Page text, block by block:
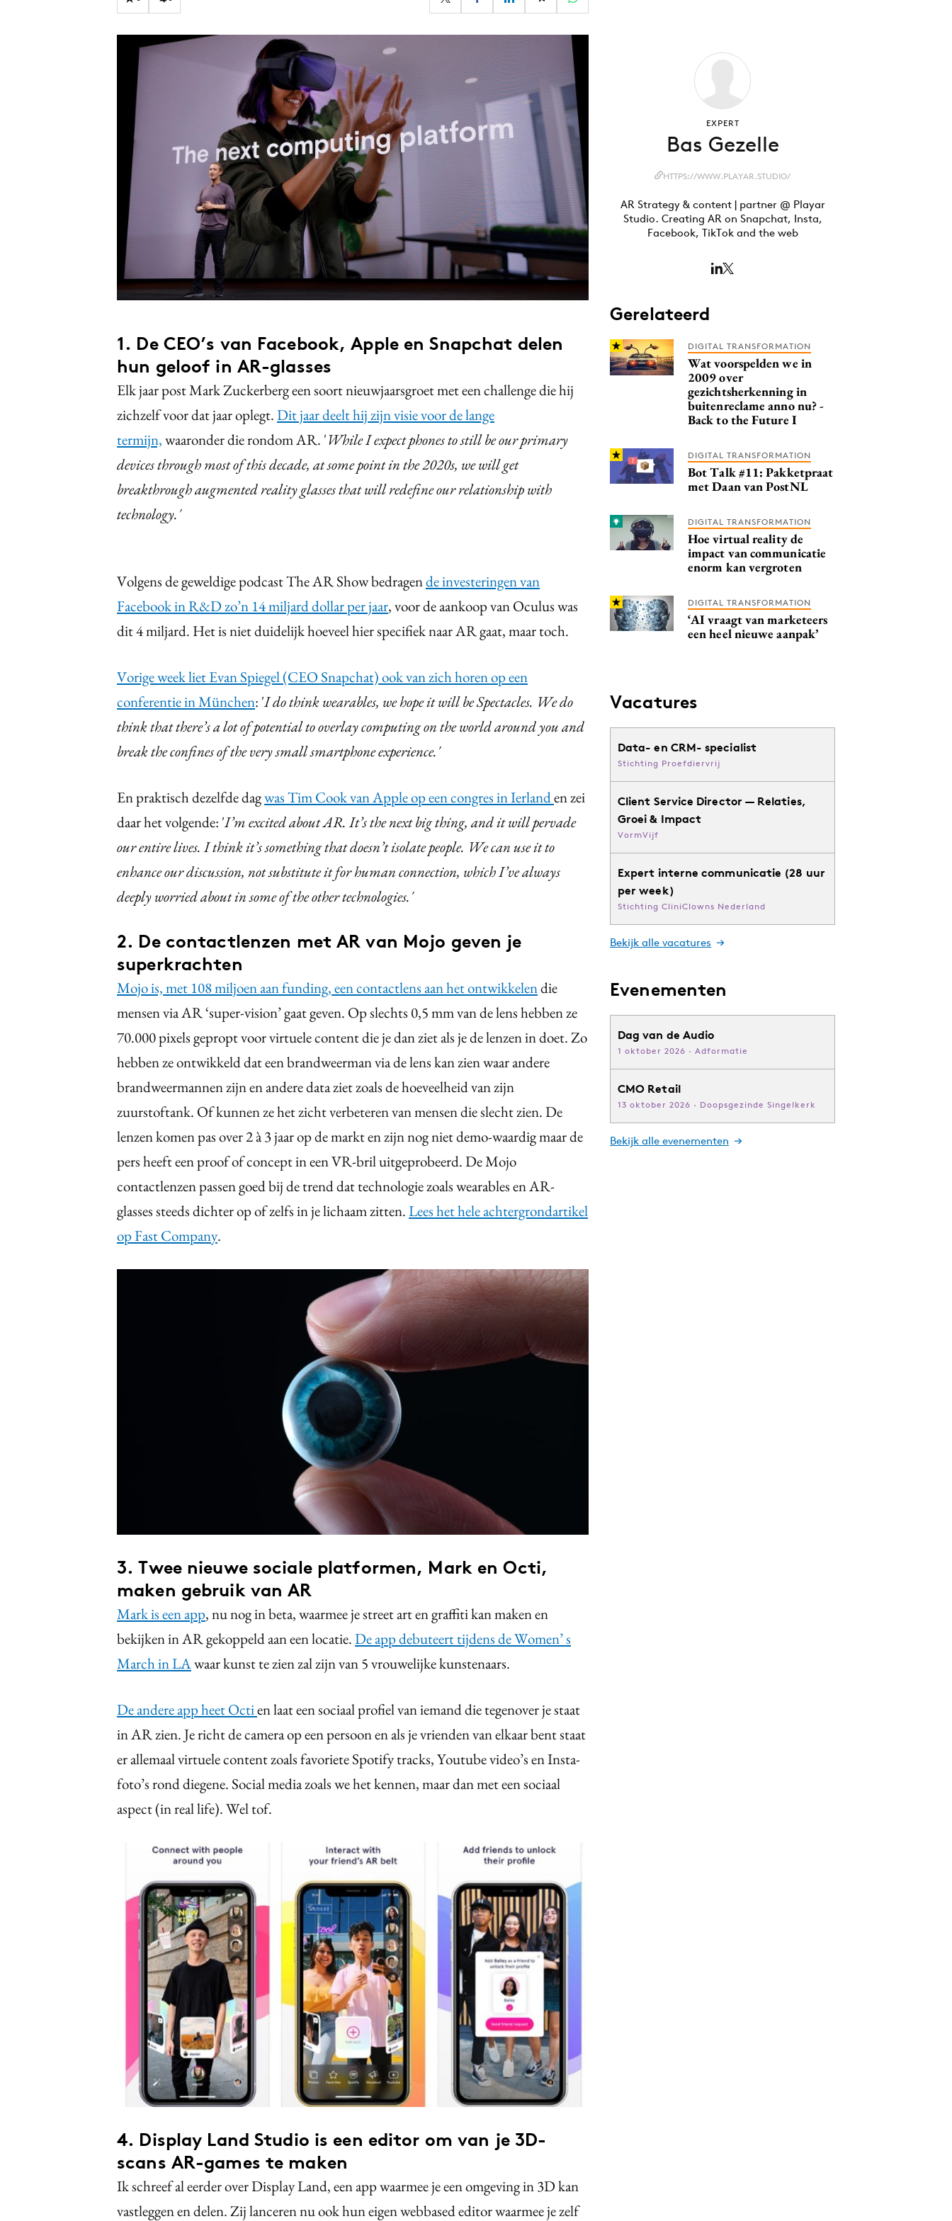
Influencer marketing
Interne communicatie
Martech
Reputatie & crisis
1. De CEO’s van Facebook, Apple en Snapchat delen
hun geloof in AR-glasses
Elk jaar post Mark Zuckerberg een soort nieuwjaarsgroet met een challenge die hij
zichzelf voor dat jaar oplegt.Dit jaar deelt hij zijn visie voor de lange
termijn,waaronder die rondom AR. 'While I expect phones to still be our primary
devices through most of this decade, at some point in the 2020s, we will get
breakthrough augmented reality glasses that will redefine our relationship with
technology.'
Volgens de geweldige podcast The AR Show bedragende investeringen van
Facebook in R&D zo’n 14 miljard dollar per jaar, voor de aankoop van Oculus was
dit 4 miljard. Het is niet duidelijk hoeveel hier specifiek naar AR gaat, maar toch.
Vorige week liet Evan Spiegel (CEO Snapchat) ook van zich horen op een
conferentie in München: 'I dothink wearables, we hope it will be Spectacles. We do
think that there’s a lot of potential to overlay computing on the world around you and
break the confines of the very small smartphone experience.'
En praktisch dezelfde dagwas Tim Cook van Apple op een congres in Ierlanden zei
daar het volgende: 'I’m excited about AR. It’s the next big thing, and it will pervade
our entire lives. I think it’s something that doesn’t isolate people. We can use it to
enhance our discussion, not substitute it for human connection, which I’ve always
deeply worried about in some of the other technologies.'
2. De contactlenzen met AR van Mojo geven je
superkrachten
Mojo is, met 108 miljoen aan funding, een contactlens aan het ontwikkelendie
mensen via AR ‘super-vision’ gaat geven. Op slechts 0,5 mm van de lens hebben ze
70.000 pixels gepropt voor virtuele content die je dan ziet als je de lenzen in doet. Zo
hebben ze ontwikkeld dat een brandweerman via de lens kan zien waar andere
brandweermannen zijn en andere data ziet zoals de hoeveelheid van zijn
zuurstoftank. Of kunnen ze het zicht verbeteren van mensen die slecht zien. De
lenzen komen pas over 2 à 3 jaar op de markt en zijn nog niet demo-waardig maar de
pers heeft een proof of concept in een VR-bril uitgeprobeerd. De Mojo
contactlenzen passen goed bij de trend dat technologie zoals wearables en AR-
glasses steeds dichter op of zelfs in je lichaam zitten.Lees het hele achtergrondartikel
op Fast Company.
3. Twee nieuwe sociale platformen, Mark en Octi,
maken gebruik van AR
Mark is een app, nu nog in beta, waarmee je street art en graffiti kan maken en
bekijken in AR gekoppeld aan een locatie.De app debuteert tijdens de Women’ s
March in LAwaar kunst te zien zal zijn van 5 vrouwelijke kunstenaars.
De andere app heet Octien laat een sociaal profiel van iemand die tegenover je staat
in AR zien. Je richt de camera op een persoon en als je vrienden van elkaar bent staat
er allemaal virtuele content zoals favoriete Spotify tracks, Youtube video’s en Insta-
foto’s rond diegene. Social media zoals we het kennen, maar dan met een sociaal
aspect (in real life). Wel tof.
4. Display Land Studio is een editor om van je 3D-
scans AR-games te maken
Ik schreef al eerder over Display Land, een app waarmee je een omgeving in 3D kan
vastleggen en delen. Zij lanceren nu ook hun eigen webbased editor waarmee je zelf
EXPERT
Bas Gezelle
HTTPS://WWW.PLAYAR.STUDIO/
AR Strategy & content | partner @ Playar
Studio. Creating AR on Snapchat, Insta,
Facebook, TikTok and the web
Gerelateerd
DIGITAL TRANSFORMATION
Wat voorspelden we in
2009 over
gezichtsherkenning in
buitenreclame anno nu? -
Back to the Future I
DIGITAL TRANSFORMATION
Bot Talk #11: Pakketpraat
met Daan van PostNL
DIGITAL TRANSFORMATION
Hoe virtual reality de
impact van communicatie
enorm kan vergroten
DIGITAL TRANSFORMATION
‘AI vraagt van marketeers
een heel nieuwe aanpak’
Vacatures
Data- en CRM- specialist
Stichting Proefdiervrij
Client Service Director — Relaties,
Groei & Impact
VormVijf
Expert interne communicatie (28 uur
per week)
Stichting CliniClowns Nederland
Bekijk alle vacatures
Evenementen
Dag van de Audio
1 oktober 2026 · Adformatie
CMO Retail
13 oktober 2026 · Doopsgezinde Singelkerk
Bekijk alle evenementen